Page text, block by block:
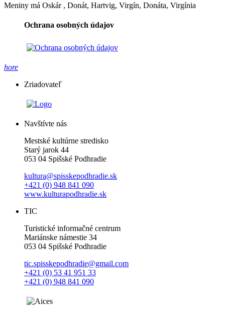
Meniny má Oskár , Donát, Hartvig, Virgín, Donáta, Virgínia
Ochrana osobných údajov
hore
Zriadovateľ
Navštívte nás
Mestské kultúrne stredisko
Starý jarok 44
053 04 Spišské Podhradie
kultura@spisskepodhradie.sk
+421 (0) 948 841 090
www.kulturapodhradie.sk
TIC
Turistické informačné centrum
Mariánske námestie 34
053 04 Spišské Podhradie
tic.spisskepodhradie@gmail.com
+421 (0) 53 41 951 33
+421 (0) 948 841 090